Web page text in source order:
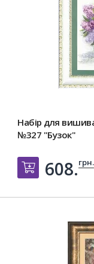
Набір для
№327 "Бузок"
Добавить
608.грн.